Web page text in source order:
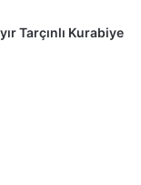
Tarçınlı Kurabiye